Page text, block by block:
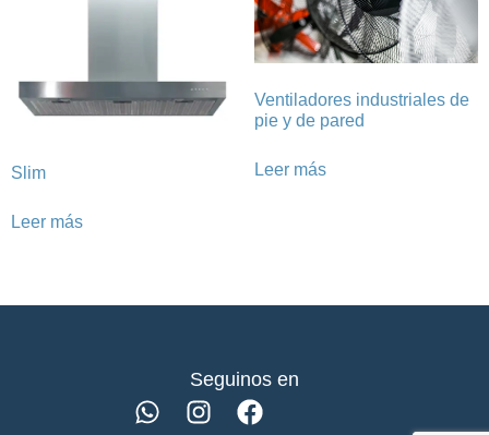
Slim
Leer más
Ventiladores industriales de
pie y de pared
Leer más
Seguinos en